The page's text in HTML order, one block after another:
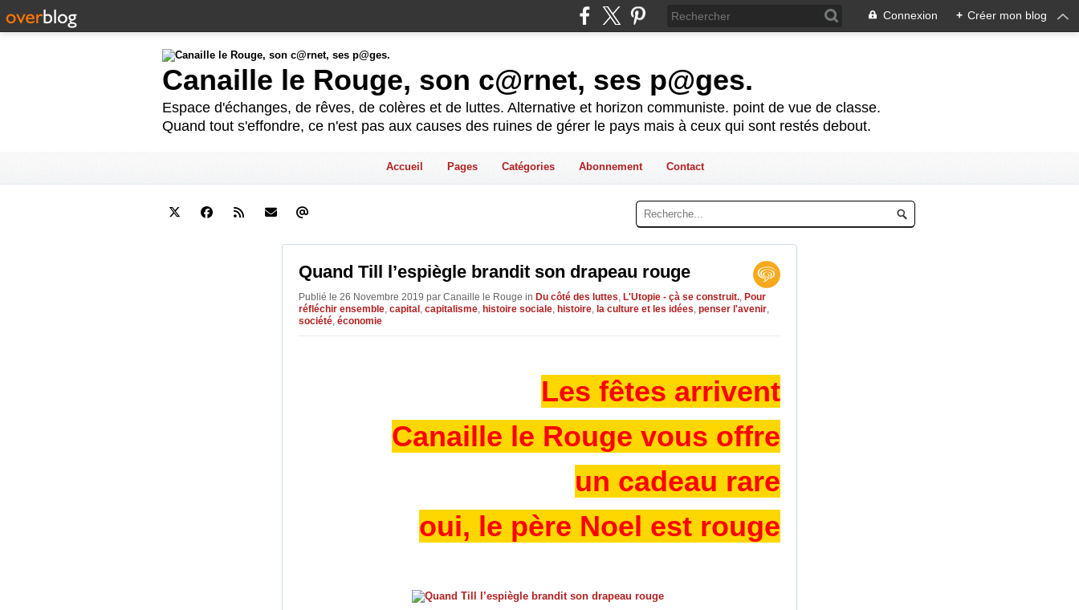
Connexion + Créer mon blog
Canaille le Rouge, son c@rnet, ses p@ges.
Espace d'échanges, de rêves, de colères et de luttes. Alternative et horizon communiste. point de vue de classe.
Quand tout s'effondre, ce n'est pas aux causes des ruines de gérer le pays mais à ceux qui sont restés debout.
Accueil Pages Catégories Abonnement Contact
Quand Till l’espiègle brandit son drapeau rouge
Publié le 26 Novembre 2019 par Canaille le Rouge in Du côté des luttes L'Utopie - çà se construit. Pour
réfléchir ensemble capital capitalisme histoire sociale histoire la culture et les idées penser l'avenir
société économie
Les fêtes arrivent
Canaille le Rouge vous offre
un cadeau rare
oui, le père Noel est rouge